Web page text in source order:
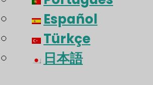
Español
Türkçe
日本語